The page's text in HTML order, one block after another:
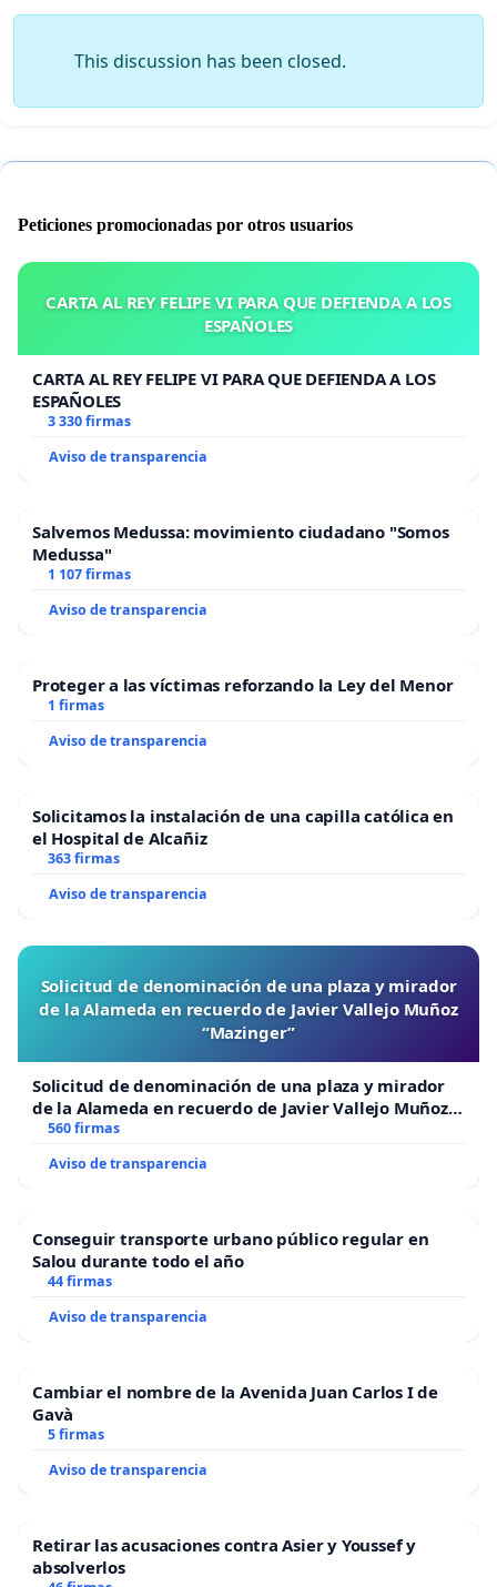
This discussion has been closed.
Peticiones promocionadas por otros usuarios
CARTA AL REY FELIPE VI PARA QUE DEFIENDA A LOS
ESPAÑOLES
CARTA AL REY FELIPE VI PARA QUE DEFIENDA A LOS
ESPAÑOLES
3 330 firmas
Aviso de transparencia
Salvemos Medussa: movimiento ciudadano "Somos
Medussa"
1 107 firmas
Aviso de transparencia
Proteger a las víctimas reforzando la Ley del Menor
1 firmas
Aviso de transparencia
Solicitamos la instalación de una capilla católica en
el Hospital de Alcañiz
363 firmas
Aviso de transparencia
Solicitud de denominación de una plaza y mirador
de la Alameda en recuerdo de Javier Vallejo Muñoz
“Mazinger”
Solicitud de denominación de una plaza y mirador
de la Alameda en recuerdo de Javier Vallejo Muñoz
“Mazinger”
560 firmas
Aviso de transparencia
Conseguir transporte urbano público regular en
Salou durante todo el año
44 firmas
Aviso de transparencia
Cambiar el nombre de la Avenida Juan Carlos I de
Gavà
5 firmas
Aviso de transparencia
Retirar las acusaciones contra Asier y Youssef y
absolverlos